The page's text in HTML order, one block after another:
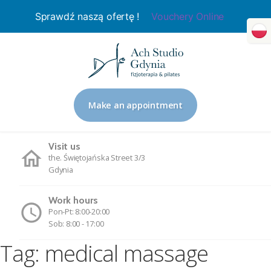
Sprawdź naszą ofertę ! Vouchery Online
Make an appointment
Visit us
the. Świętojańska Street 3/3
Gdynia
Work hours
Pon-Pt: 8:00-20:00
Sob: 8:00 - 17:00
Tag: medical massage